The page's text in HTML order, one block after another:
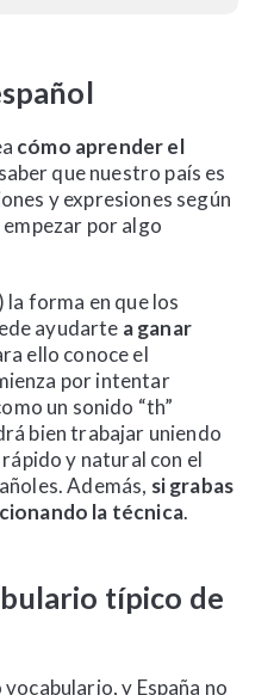
cómo aprender el
que nuestro país es
y expresiones según
por algo
forma en que los
ayudarte a ganar
ello conoce el
por intentar
un sonido “th”
bien trabajar uniendo
y natural con el
Además, si grabas
la técnica.
típico de
y España no